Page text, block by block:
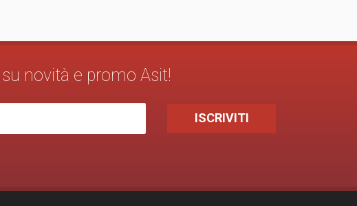
novità e promo Asit!